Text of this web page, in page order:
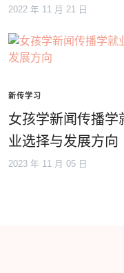
2022 年 11 月 21 日
新传学习
女孩学新闻传播学
业选择与发展方向
2023 年 11 月 05 日